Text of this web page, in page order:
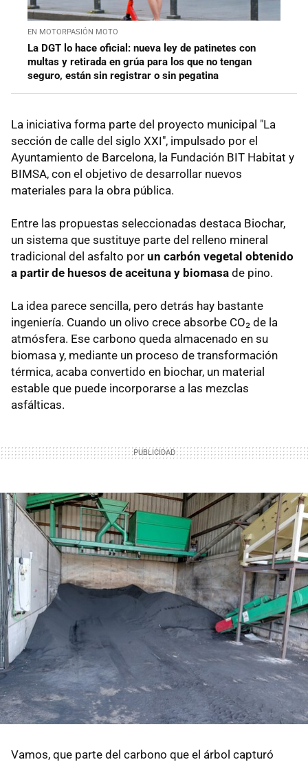
EN MOTORPASIÓN MOTO
La DGT lo hace oficial: nueva ley de patinetes con
multas y retirada en grúa para los que no tengan
seguro, están sin registrar o sin pegatina
La iniciativa forma parte del proyecto municipal "La
sección de calle del siglo XXI", impulsado por el
Ayuntamiento de Barcelona, la Fundación BIT Habitat y
BIMSA, con el objetivo de desarrollar nuevos
materiales para la obra pública.
Entre las propuestas seleccionadas destaca Biochar,
un sistema que sustituye parte del relleno mineral
tradicional del asfalto por un carbón vegetal obtenido
a partir de huesos de aceituna y biomasa de pino.
La idea parece sencilla, pero detrás hay bastante
ingeniería. Cuando un olivo crece absorbe CO₂ de la
atmósfera. Ese carbono queda almacenado en su
biomasa y, mediante un proceso de transformación
térmica, acaba convertido en biochar, un material
estable que puede incorporarse a las mezclas
asfálticas.
Vamos, que parte del carbono que el árbol capturó